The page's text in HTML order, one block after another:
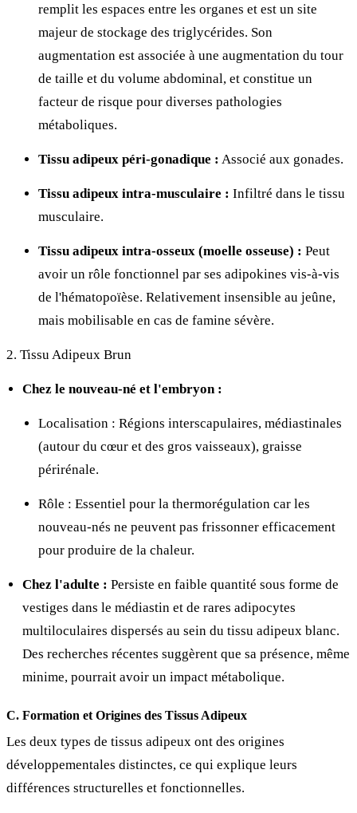
remplit les espaces entre les organes et est un site
majeur de stockage des triglycérides. Son
augmentation est associée à une augmentation du tour
de taille et du volume abdominal, et constitue un
facteur de risque pour diverses pathologies
métaboliques.
Tissu adipeux péri-gonadique : Associé aux gonades.
Tissu adipeux intra-musculaire : Infiltré dans le tissu
musculaire.
Tissu adipeux intra-osseux (moelle osseuse) : Peut
avoir un rôle fonctionnel par ses adipokines vis-à-vis
de l'hématopoïèse. Relativement insensible au jeûne,
mais mobilisable en cas de famine sévère.
2. Tissu Adipeux Brun
Chez le nouveau-né et l'embryon :
Localisation : Régions interscapulaires, médiastinales
(autour du cœur et des gros vaisseaux), graisse
périrénale.
Rôle : Essentiel pour la thermorégulation car les
nouveau-nés ne peuvent pas frissonner efficacement
pour produire de la chaleur.
Chez l'adulte : Persiste en faible quantité sous forme de
vestiges dans le médiastin et de rares adipocytes
multiloculaires dispersés au sein du tissu adipeux blanc.
Des recherches récentes suggèrent que sa présence, même
minime, pourrait avoir un impact métabolique.
C. Formation et Origines des Tissus Adipeux
Les deux types de tissus adipeux ont des origines
développementales distinctes, ce qui explique leurs
différences structurelles et fonctionnelles.